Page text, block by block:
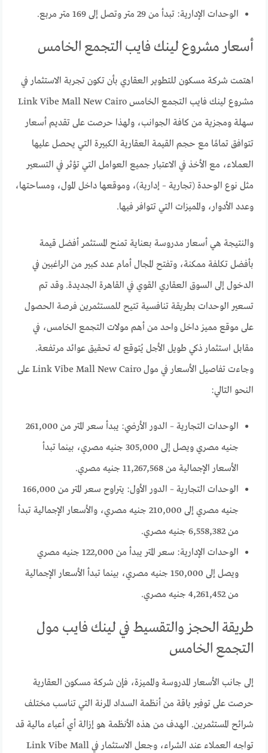
الوحدات الإدارية: تبدأ من 29 متر وتصل إلى 169 متر مربع.
أسعار مشروع لينك فايب التجمع الخامس
اهتمت شركة مسكون للتطوير العقاري بأن تكون تجربة الاستثمار في
مشروع لينك فايب التجمع الخامس Link Vibe Mall New Cairo
سهلة ومجزية من كافة الجوانب، ولهذا حرصت على تقديم أسعار
تتوافق تمامًا مع حجم القيمة العقارية الكبيرة التي يحصل عليها
العملاء، مع الأخذ في الاعتبار جميع العوامل التي تؤثر في التسعير
مثل نوع الوحدة (تجارية – إدارية)، وموقعها داخل المول، ومساحتها،
وعدد الأدوار، والمميزات التي تتوافر فيها.
والنتيجة هي أسعار مدروسة بعناية تمنح المستثمر أفضل قيمة
بأفضل تكلفة ممكنة، وتفتح المجال أمام عدد كبير من الراغبين في
الدخول إلى السوق العقاري القوي في القاهرة الجديدة. وقد تم
تسعير الوحدات بطريقة تنافسية تتيح للمستثمرين فرصة الحصول
على موقع مميز داخل واحد من أهم مولات التجمع الخامس، في
مقابل استثمار ذكي طويل الأجل يُتوقع له تحقيق عوائد مرتفعة.
وجاءت تفاصيل الأسعار في مول Link Vibe Mall New Cairo على
النحو التالي:
الوحدات التجارية – الدور الأرضي: يبدأ سعر المتر من 261,000
جنيه مصري ويصل إلى 305,000 جنيه مصري، بينما تبدأ
الأسعار الإجمالية من 11,267,568 جنيه مصري.
الوحدات التجارية – الدور الأول: يتراوح سعر المتر من 166,000
جنيه مصري إلى 210,000 جنيه مصري، والأسعار الإجمالية تبدأ
من 6,558,382 جنيه مصري.
الوحدات الإدارية: سعر المتر يبدأ من 122,000 جنيه مصري
ويصل إلى 150,000 جنيه مصري، بينما تبدأ الأسعار الإجمالية
من 4,261,452 جنيه مصري.
طريقة الحجز والتقسيط في لينك فايب مول
التجمع الخامس
إلى جانب الأسعار المدروسة والمميزة، فإن شركة مسكون العقارية
حرصت على توفير باقة من أنظمة السداد المرنة التي تناسب مختلف
شرائح المستثمرين. الهدف من هذه الأنظمة هو إزالة أي أعباء مالية قد
تواجه العملاء عند الشراء، وجعل الاستثمار في Link Vibe Mall